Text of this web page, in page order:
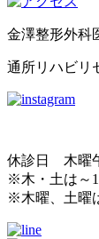
金澤整形外科
通所リハビリ
休診日 木曜
※木・土は～
※木曜、土曜